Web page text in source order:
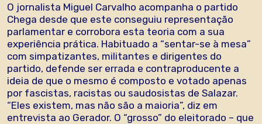
O jornalista Miguel Carvalho acompanha o partido
Chega desde que este conseguiu representação
parlamentar e corrobora esta teoria com a sua
experiência prática. Habituado a “sentar-se à mesa”
com simpatizantes, militantes e dirigentes do
partido, defende ser errada e contraproducente a
ideia de que o mesmo é composto e votado apenas
por fascistas, racistas ou saudosistas de Salazar.
“Eles existem, mas não são a maioria”, diz em
entrevista ao Gerador. O “grosso” do eleitorado – que